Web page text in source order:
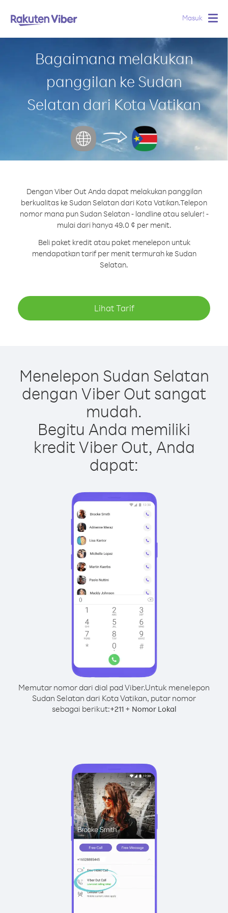
Masuk
Bagaimana melakukan
panggilan ke Sudan
Selatan dari Kota Vatikan
Dengan Viber Out Anda dapat melakukan panggilan
berkualitas ke Sudan Selatan dari Kota Vatikan.Telepon
nomor mana pun Sudan Selatan - landline atau seluler! -
mulai dari hanya 49.0 ¢ per menit.
Beli paket kredit atau paket menelepon untuk
mendapatkan tarif per menit termurah ke Sudan
Selatan.
Lihat Tarif
Menelepon Sudan Selatan
dengan Viber Out sangat
mudah.
Begitu Anda memiliki
kredit Viber Out, Anda
dapat:
Memutar nomor dari dial pad Viber.Untuk menelepon
Sudan Selatan dari Kota Vatikan, putar nomor
sebagai berikut:+211+ Nomor Lokal